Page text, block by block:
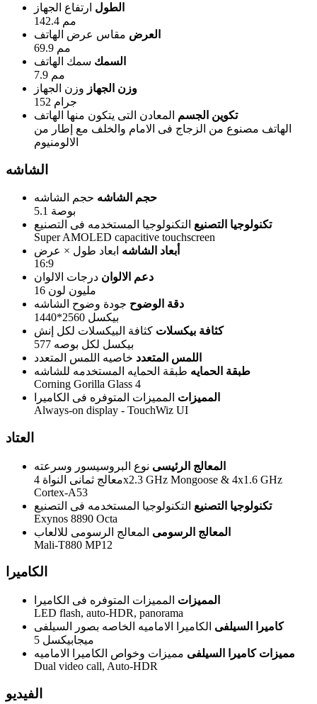
الطول ارتفاع الجهاز
142.4 مم
العرض مقاس عرض الهاتف
69.9 مم
السمك سمك الهاتف
7.9 مم
وزن الجهاز وزن الجهاز
152 جرام
تكوين الجسم المعادن التى يتكون منها الهاتف
الهاتف مصنوع من الزجاج فى الامام والخلف مع إطار من
الالومنيوم
الشاشه
حجم الشاشه حجم الشاشه
5.1 بوصة
تكنولوجيا التصنيع التكنولوجيا المستخدمه فى التصنيع
Super AMOLED capacitive touchscreen
أبعاد الشاشه ابعاد طول × عرض
16:9
دعم الالوان درجات الالوان
16 مليون لون
دقة الوضوح جودة وضوح الشاشه
1440*2560 بيكسل
كثافة بيكسلات كثافة البيكسلات لكل إنش
577 بيكسل لكل بوصه
اللمس المتعدد خاصيه اللمس المتعدد
طبقة الحمايه طبقة الحمايه المستخدمه للشاشه
Corning Gorilla Glass 4
المميزات المميزات المتوفره فى الكاميرا
Always-on display - TouchWiz UI
العتاد
المعالج الرئيسى نوع البروسيسور وسرعته
معالج ثمانى النواة 4x2.3 GHz Mongoose & 4x1.6 GHz
Cortex-A53
تكنولوجيا التصنيع التكنولوجيا المستخدمه فى التصنيع
Exynos 8890 Octa
المعالج الرسومى المعالج الرسومى للالعاب
Mali-T880 MP12
الكاميرا
المميزات المميزات المتوفره فى الكاميرا
LED flash, auto-HDR, panorama
كاميرا السيلفى الكاميرا الاماميه الخاصه بصور السيلفى
5 ميجابيكسل
مميزات كاميرا السيلفى مميزات وخواص الكاميرا الاماميه
Dual video call, Auto-HDR
الفيديو